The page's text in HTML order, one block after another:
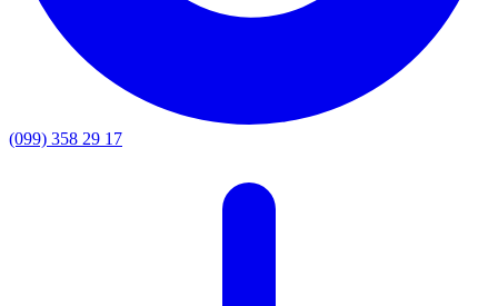
(099) 358 29 17